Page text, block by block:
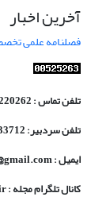
آخرین اخبار
فصلنامه علمی
تلفن تماس : 09900220262
تلفن سردبیر: 09143033712
ایمیل : jamv.info@gmail.com
کانال تلگرام مجله : jamv_ir@